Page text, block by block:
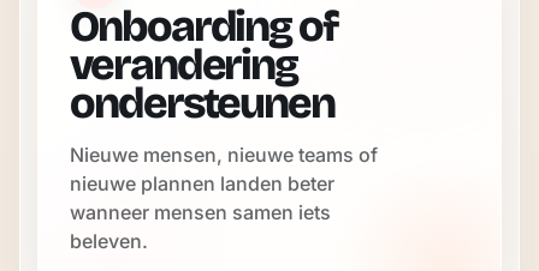
Onboarding of
verandering
ondersteunen
Nieuwe mensen, nieuwe teams of
nieuwe plannen landen beter
wanneer mensen samen iets
beleven.